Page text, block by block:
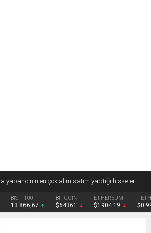
yabancının en çok alım satım yaptığı hisseler
BIST 100
13.866,67
BITCOIN
$64361
ETHEREUM
$1904.19